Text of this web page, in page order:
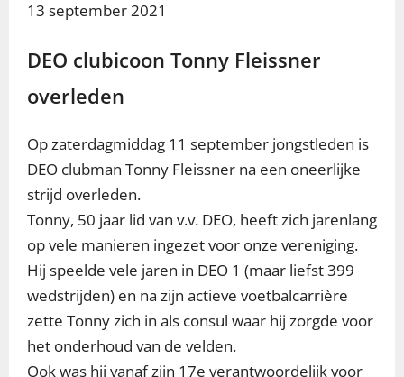
13 september 2021
DEO clubicoon Tonny Fleissner
overleden
Op zaterdagmiddag 11 september jongstleden is
DEO clubman Tonny Fleissner na een oneerlijke
strijd overleden.
Tonny, 50 jaar lid van v.v. DEO, heeft zich jarenlang
op vele manieren ingezet voor onze vereniging.
Hij speelde vele jaren in DEO 1 (maar liefst 399
wedstrijden) en na zijn actieve voetbalcarrière
zette Tonny zich in als consul waar hij zorgde voor
het onderhoud van de velden.
Ook was hij vanaf zijn 17e verantwoordelijk voor